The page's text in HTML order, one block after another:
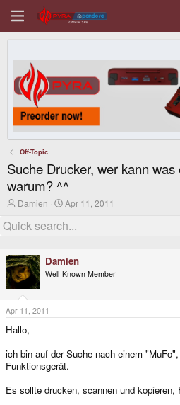
Off-Topic
Suche Drucker, wer kann
warum? ^^
T
r
e
d
s
t
a
r
t
e
r
Damien
S
a
r
d
a
t
Apr 11, 2011
Damien
Well-Known Member
Apr 11, 2011
Hallo,
ich bin auf der Suche nach einem
Funktionsgerät.
Es sollte drucken, scannen und kopieren,